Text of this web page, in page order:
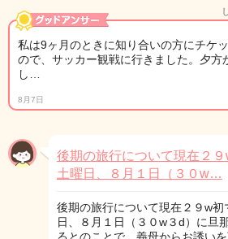
私は9ヶ月のときに知り合いの方にチケ
ので、サッカー観戦に行きました。夕方
し…
8月7日
後期の旅行について現在２
土曜日、８月１日（３０w…
後期の旅行について現在２９w初
日、８月１日（３０w３d）に旦